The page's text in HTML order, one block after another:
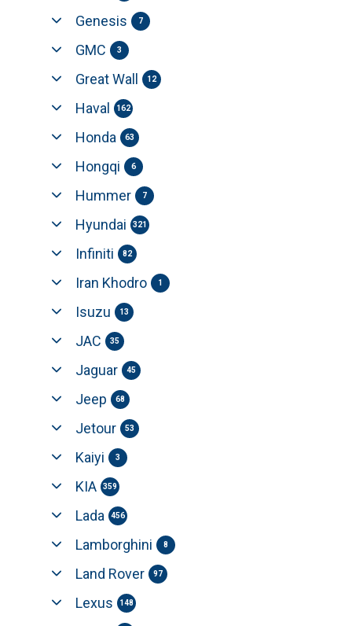
Genesis
7
GMC 3
Great Wall 12
Haval 162
Honda 63
Hongqi 6
Hummer 7
Hyundai 321
Infiniti 82
Iran Khodro 1
Isuzu 13
JAC 35
Jaguar 45
Jeep 68
Jetour 53
Kaiyi 3
KIA 359
Lada 456
Lamborghini 8
Land Rover 97
Lexus 148